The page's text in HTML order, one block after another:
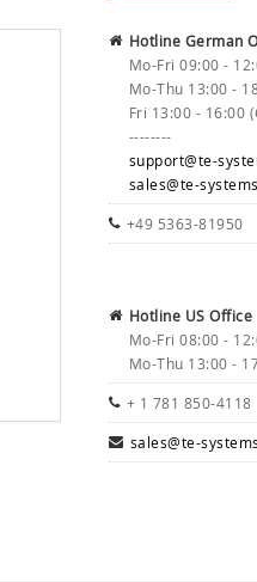
Hotline German
Mo-Fri 09:00 -
Mo-Thu 13:00 -
Fri 13:00 - 16:00
--------
support@te-
sales@te-
+49 5363-81950
Hotline US Office
Mo-Fri 08:00 -
Mo-Thu 13:00 -
+ 1 781 850-4118
sales@te-